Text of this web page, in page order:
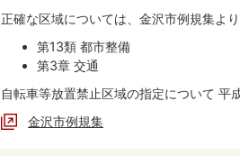
正確な区域については、金沢市例規集よ
第13類 都市整備
第3章 交通
自転車等放置禁止区域の指定について
金沢市例規集